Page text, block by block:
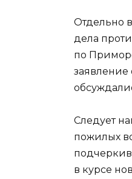
Отдельно
дела
по
заявление
Следует
пожилых
в курсе